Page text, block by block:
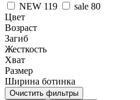
NEW 119 sale 80
Цвет
Возраст
Загиб
Жесткость
Хват
Размер
Ширина ботинка
Очистить фильтры